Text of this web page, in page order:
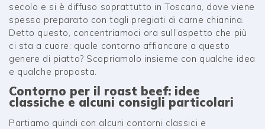
secolo e si è diffuso soprattutto in Toscana, dove viene
spesso preparato con tagli pregiati di carne chianina.
Detto questo, concentriamoci ora sull’aspetto che più
ci sta a cuore: quale contorno affiancare a questo
genere di piatto? Scopriamolo insieme con qualche idea
e qualche proposta.
Contorno per il roast beef: idee
classiche e alcuni consigli particolari
Partiamo quindi con alcuni contorni classici e